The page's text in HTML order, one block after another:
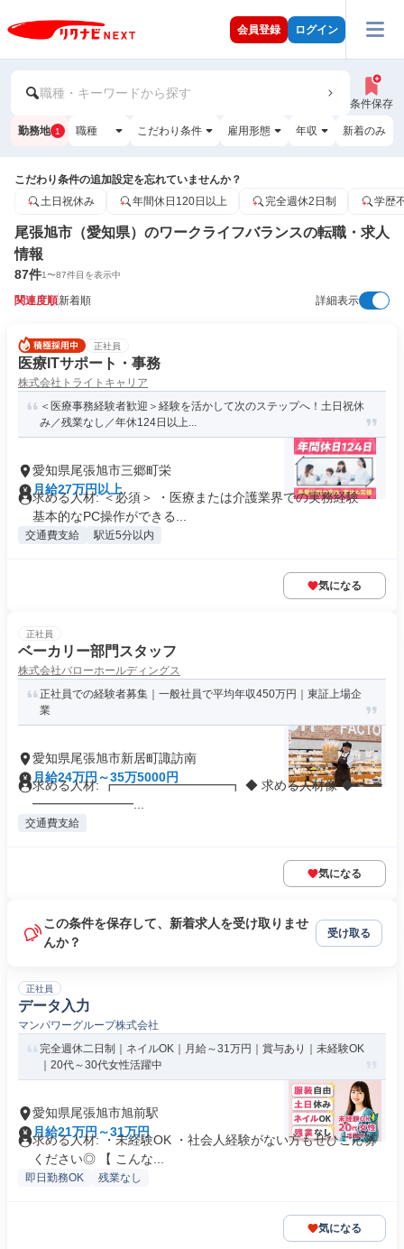
会員登録 ログイン
職種・キーワードから探す
条件保存
勤務地 1 職種 こだわり条件 雇用形態 年収 新着のみ
こだわり条件の追加設定を忘れていませんか？
土日祝休み
年間休日120日以上 完全週休2日制 学歴
尾張旭市（愛知県）のワークライフバランスの転職・求人
情報
87件1〜87件目を表示中
関連度順新着順 詳細表示
正社員
医療ITサポート・事務
株式会社トライトキャリア
＜医療事務経験者歓迎＞経験を活かして次のステップへ！土日祝休
み／残業なし／年休124日以上...
愛知県尾張旭市三郷町栄
月給27万円以上
求める人材: ＜必須＞ ・医療または介護業界での実務経験 ・
基本的なPC操作ができる...
交通費支給 駅近5分以内
気になる
正社員
ベーカリー部門スタッフ
株式会社バローホールディングス
正社員での経験者募集｜一般社員で平均年収450万円｜東証上場企
業
愛知県尾張旭市新居町諏訪南
月給24万円～35万5000円
求める人材: ┏━━━━━━━━━┓ ◆ 求める人材像 ◆ ┗━
━━━━━━━━...
交通費支給
気になる
この条件を保存して、新着求人を受け取りませ
んか？
受け取る
正社員
データ入力
マンパワーグループ株式会社
完全週休二日制｜ネイルOK｜月給～31万円｜賞与あり｜未経験OK
｜20代～30代女性活躍中
愛知県尾張旭市旭前駅
月給21万円～31万円
求める人材: ・未経験OK ・社会人経験がない方もぜひご応募
ください◎ 【 こんな...
即日勤務OK 残業なし
気になる